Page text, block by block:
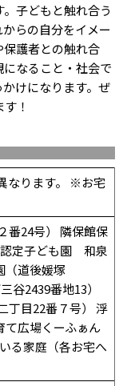
子どもと触れ合う
らの自分をイメー
護者との触れ合
なること・社会で
けになります。ぜ
！
なります。 ※お宅
番24号） 隣保館保
認定子ども園 和泉
（道後媛塚
谷2439番地13）
目22番７号） 浮
て広場くーふぁん
る家庭（各お宅へ